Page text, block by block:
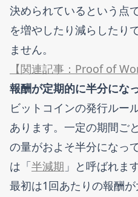
決められているという点
を増やしたり減らしたり
ません。
【関連記事：Proof of
報酬が定期的に半分にな
ビットコインの発行ルー
あります。一定の期間ご
の量がおよそ半分になっ
は「半減期 」と呼ばれま
最初は1回あたりの報酬